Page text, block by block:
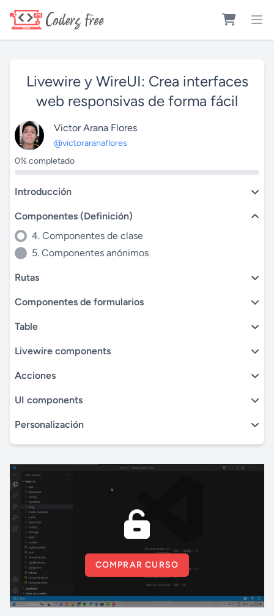
COMPRAR CURSO
Livewire y WireUI: Crea interfaces
web responsivas de forma fácil
Victor Arana Flores
@victoraranaflores
0% completado
Introducción
Componentes (Definición)
4. Componentes de clase
5. Componentes anónimos
Rutas
Componentes de formularios
Table
Livewire components
Acciones
UI components
Personalización